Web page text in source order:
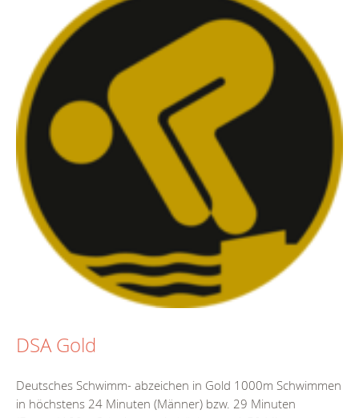
DSA Gold
Deutsches Schwimm- abzeichen in Gold 1000m Schwimmen
in höchstens 24 Minuten (Männer) bzw. 29 Minuten